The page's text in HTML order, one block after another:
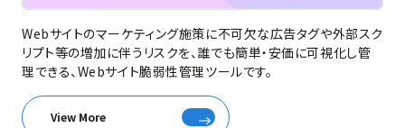
Webサイトのマーケティング施策に不可欠な広告タグや外部スク
リプト等の増加に伴うリスクを、誰でも簡単・安価に可視化し管
理できる、Webサイト脆弱性管理ツールです。
View More